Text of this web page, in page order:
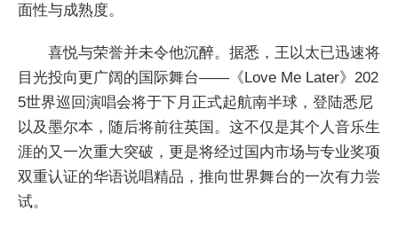
面性与成熟度。
喜悦与荣誉并未令他沉醉。据悉，王以太已迅速将
目光投向更广阔的国际舞台——《Love Me Later》202
5世界巡回演唱会将于下月正式起航南半球，登陆悉尼
以及墨尔本，随后将前往英国。这不仅是其个人音乐生
涯的又一次重大突破，更是将经过国内市场与专业奖项
双重认证的华语说唱精品，推向世界舞台的一次有力尝
试。